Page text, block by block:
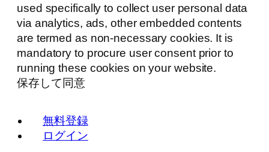
used specifically to collect user personal data
via analytics, ads, other embedded contents
are termed as non-necessary cookies. It is
mandatory to procure user consent prior to
running these cookies on your website.
保存して同意
無料登録
ログイン